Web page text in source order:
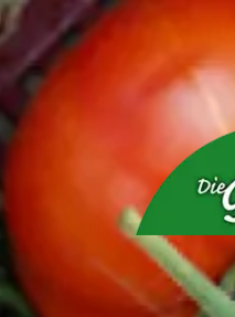
Zum
Inhalt
springen